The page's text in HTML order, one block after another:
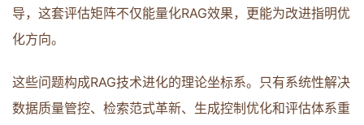
导，这套评估矩阵不仅能量化RAG效果，更能为改进指明优
化方向。
这些问题构成RAG技术进化的理论坐标系。只有系统性解决
数据质量管控、检索范式革新、生成控制优化和评估体系重